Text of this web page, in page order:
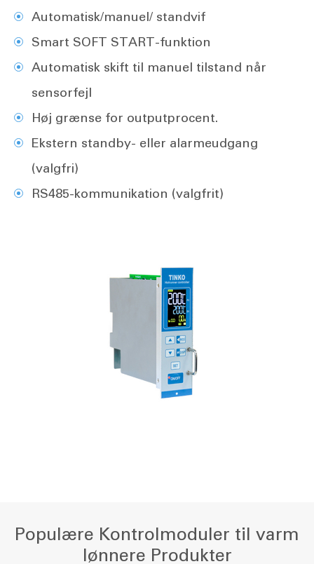
Automatisk/manuel/ standvif
Smart SOFT START-funktion
Automatisk skift til manuel tilstand når
sensorfejl
Høj grænse for outputprocent.
Ekstern standby- eller alarmeudgang
(valgfri)
RS485-kommunikation (valgfrit)
Populære Kontrolmoduler til varm
lønnere Produkter